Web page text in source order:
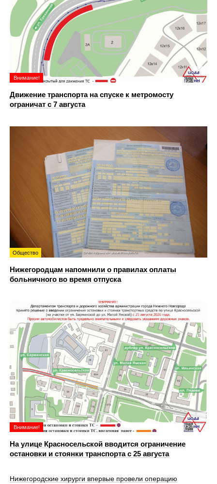
Внимание!
Движение транспорта на спуске к метромосту
ограничат с 7 августа
Общество
Нижегородцам напомнили о правилах оплаты
больничного во время отпуска
Внимание!
На улице Красносельской вводится ограничение
остановки и стоянки транспорта с 25 августа
Нижегородские хирурги впервые провели операцию